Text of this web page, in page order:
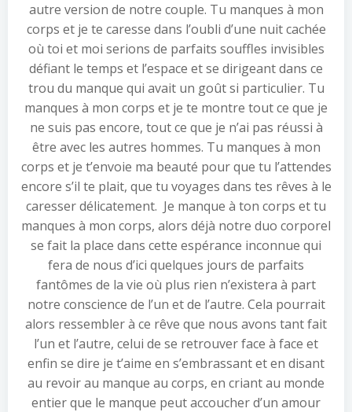
autre version de notre couple. Tu manques à mon
corps et je te caresse dans l’oubli d’une nuit cachée
où toi et moi serions de parfaits souffles invisibles
défiant le temps et l’espace et se dirigeant dans ce
trou du manque qui avait un goût si particulier. Tu
manques à mon corps et je te montre tout ce que je
ne suis pas encore, tout ce que je n’ai pas réussi à
être avec les autres hommes. Tu manques à mon
corps et je t’envoie ma beauté pour que tu l’attendes
encore s’il te plait, que tu voyages dans tes rêves à le
caresser délicatement. Je manque à ton corps et tu
manques à mon corps, alors déjà notre duo corporel
se fait la place dans cette espérance inconnue qui
fera de nous d’ici quelques jours de parfaits
fantômes de la vie où plus rien n’existera à part
notre conscience de l’un et de l’autre. Cela pourrait
alors ressembler à ce rêve que nous avons tant fait
l’un et l’autre, celui de se retrouver face à face et
enfin se dire je t’aime en s’embrassant et en disant
au revoir au manque au corps, en criant au monde
entier que le manque peut accoucher d’un amour